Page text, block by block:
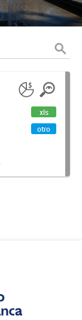
xls
otro